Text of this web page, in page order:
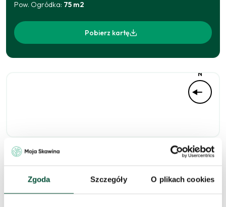
Zgoda Szczegóły O plikach cookies
Pow. Ogródka: 75 m2
Pobierz kartę
N